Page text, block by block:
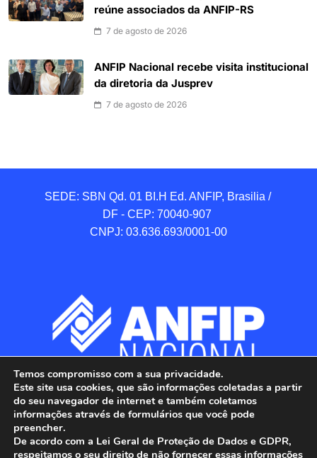
reúne associados da ANFIP-RS
7 de agosto de 2026
ANFIP Nacional recebe visita institucional
da diretoria da Jusprev
7 de agosto de 2026
SEDE: SBN Qd. 01 BI.H Ed. ANFIP, Brasilia /
DF - CEP: 70040-907
CNPJ: 03.636.693/0001-00
Temos compromisso com a sua privacidade.
Este site usa cookies, que são informações coletadas a partir
do seu navegador de internet e também coletamos
informações através de formulários que você pode
preencher.
De acordo com a Lei Geral de Proteção de Dados e GDPR,
respeitamos o seu direito de não fornecer essas informações